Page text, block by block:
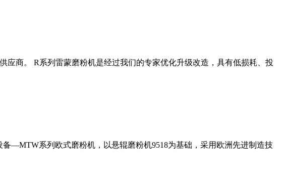
商。 R系列雷蒙磨粉机是经过我们的专家优化升级改造，具有低损耗、投
—MTW系列欧式磨粉机，以悬辊磨粉机9518为基础，采用欧洲先进制造技